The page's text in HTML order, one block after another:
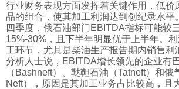
军事
评论
行业财务表现方面发挥着关键作用，低价
品的组合，使其加工利润达到创纪录水平
四季度，俄石油部门EBITDA指标可能较
15%-30%，且下半年明显优于上半年。
工环节，尤其是柴油生产报告期内销售利
分析人士说，EBITDA增长领先的企业有
（Bashneft）、鞑靼石油（Tatneft）和俄
Neft），原因是其加工业务占比较高，且